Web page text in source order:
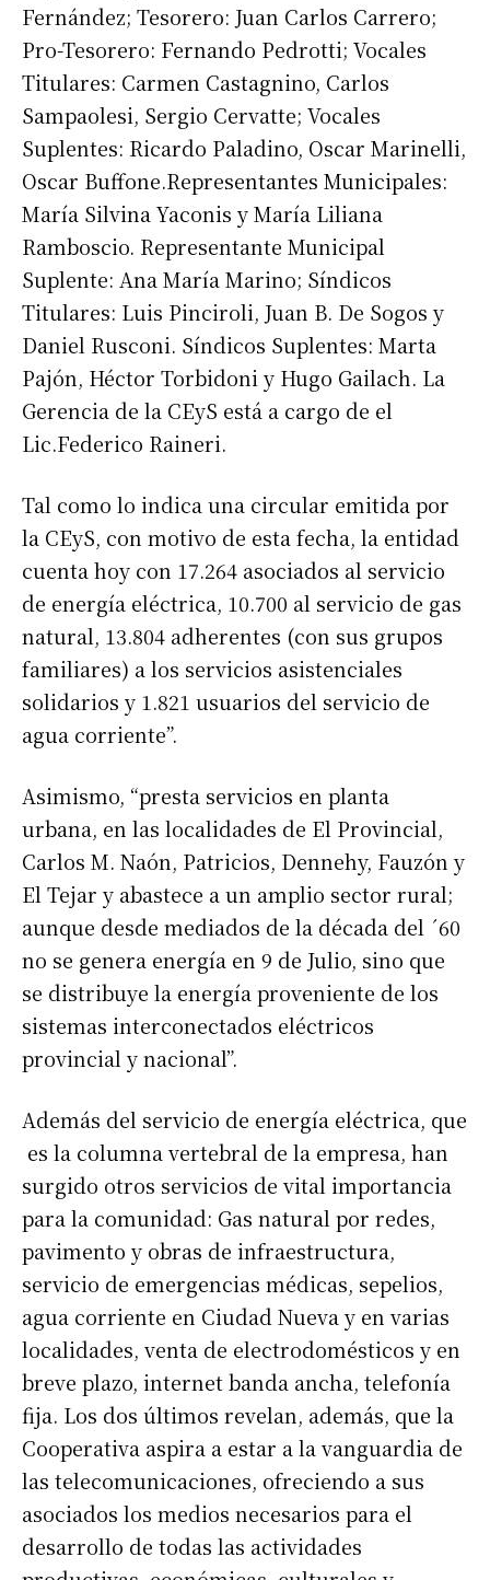
Fernández; Tesorero: Juan Carlos Carrero;
Pro-Tesorero: Fernando Pedrotti; Vocales
Titulares: Carmen Castagnino, Carlos
Sampaolesi, Sergio Cervatte; Vocales
Suplentes: Ricardo Paladino, Oscar Marinelli,
Oscar Buffone.Representantes Municipales:
María Silvina Yaconis y María Liliana
Ramboscio. Representante Municipal
Suplente: Ana María Marino; Síndicos
Titulares: Luis Pinciroli, Juan B. De Sogos y
Daniel Rusconi. Síndicos Suplentes: Marta
Pajón, Héctor Torbidoni y Hugo Gailach. La
Gerencia de la CEyS está a cargo de el
Lic.Federico Raineri.
Tal como lo indica una circular emitida por
la CEyS, con motivo de esta fecha, la entidad
cuenta hoy con 17.264 asociados al servicio
de energía eléctrica, 10.700 al servicio de gas
natural, 13.804 adherentes (con sus grupos
familiares) a los servicios asistenciales
solidarios y 1.821 usuarios del servicio de
agua corriente”.
Asimismo, “presta servicios en planta
urbana, en las localidades de El Provincial,
Carlos M. Naón, Patricios, Dennehy, Fauzón y
El Tejar y abastece a un amplio sector rural;
aunque desde mediados de la década del ´60
no se genera energía en 9 de Julio, sino que
se distribuye la energía proveniente de los
sistemas interconectados eléctricos
provincial y nacional”.
Además del servicio de energía eléctrica, que
es la columna vertebral de la empresa, han
surgido otros servicios de vital importancia
para la comunidad: Gas natural por redes,
pavimento y obras de infraestructura,
servicio de emergencias médicas, sepelios,
agua corriente en Ciudad Nueva y en varias
localidades, venta de electrodomésticos y en
breve plazo, internet banda ancha, telefonía
fija. Los dos últimos revelan, además, que la
Cooperativa aspira a estar a la vanguardia de
las telecomunicaciones, ofreciendo a sus
asociados los medios necesarios para el
desarrollo de todas las actividades